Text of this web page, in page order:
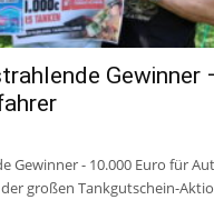
Gewinner
Gewinner - 10.000 Euro für
großen Tankgutschein-